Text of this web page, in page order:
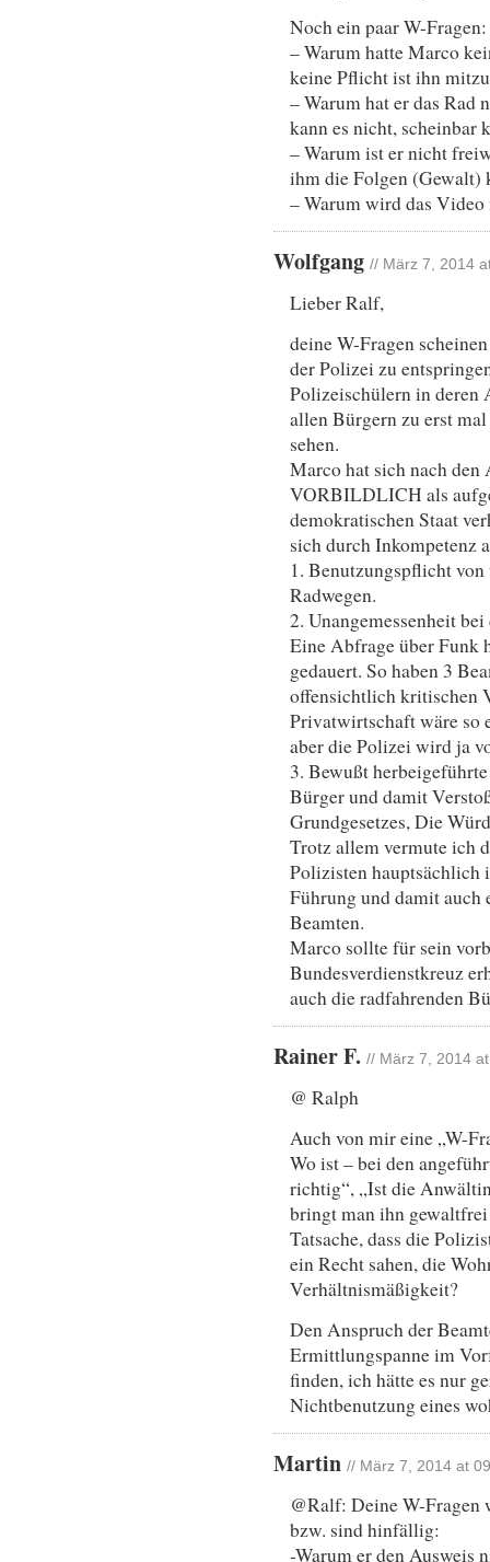
Noch ein paar W-Fragen:
– Warum hatte Marco
keine Pflicht ist ihn
– Warum hat er das Rad
kann es nicht, scheinbar
– Warum ist er nicht
ihm die Folgen (Gewalt)
– Warum wird das
Wolfgang // März 7, 2014
Lieber Ralf,
deine W-Fragen
der Polizei zu
Polizeischülern in
allen Bürgern zu erst
sehen.
Marco hat sich nach
VORBILDLICH als
demokratischen Staat
sich durch Inkompetenz
1. Benutzungspflicht von
Radwegen.
2. Unangemessenheit
Eine Abfrage über Funk
gedauert. So haben 3
offensichtlich kritischen
Privatwirtschaft wäre so
aber die Polizei wird ja
3. Bewußt
Bürger und damit
Grundgesetzes, Die
Trotz allem vermute ich
Polizisten
Führung und damit
Beamten.
Marco sollte für sein
Bundesverdienstkreuz
auch die radfahrenden
Rainer F. // März 7, 2014
@ Ralph
Auch von mir eine „W-
Wo ist – bei den
richtig“, „Ist die
bringt man ihn
Tatsache, dass die
ein Recht sahen, die
Verhältnismäßigkeit?
Den Anspruch der
Ermittlungspanne im
finden, ich hätte es nur
Nichtbenutzung eines
Martin // März 7, 2014 at
@Ralf: Deine W-Fragen
bzw. sind hinfällig:
-Warum er den Ausweis